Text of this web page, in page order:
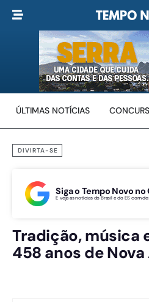
ÚLTIMAS NOTÍCIAS
DIVIRTA-SE
Siga o Tempo Novo no
E veja as notícias do Brasil e do ES com
Tradição, música
458 anos de